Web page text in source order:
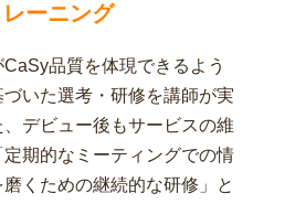
レーニング
品質を体現できるよう
いた選考・研修を講師が実
デビュー後もサービスの維
期的なミーティングでの情
くための継続的な研修」と